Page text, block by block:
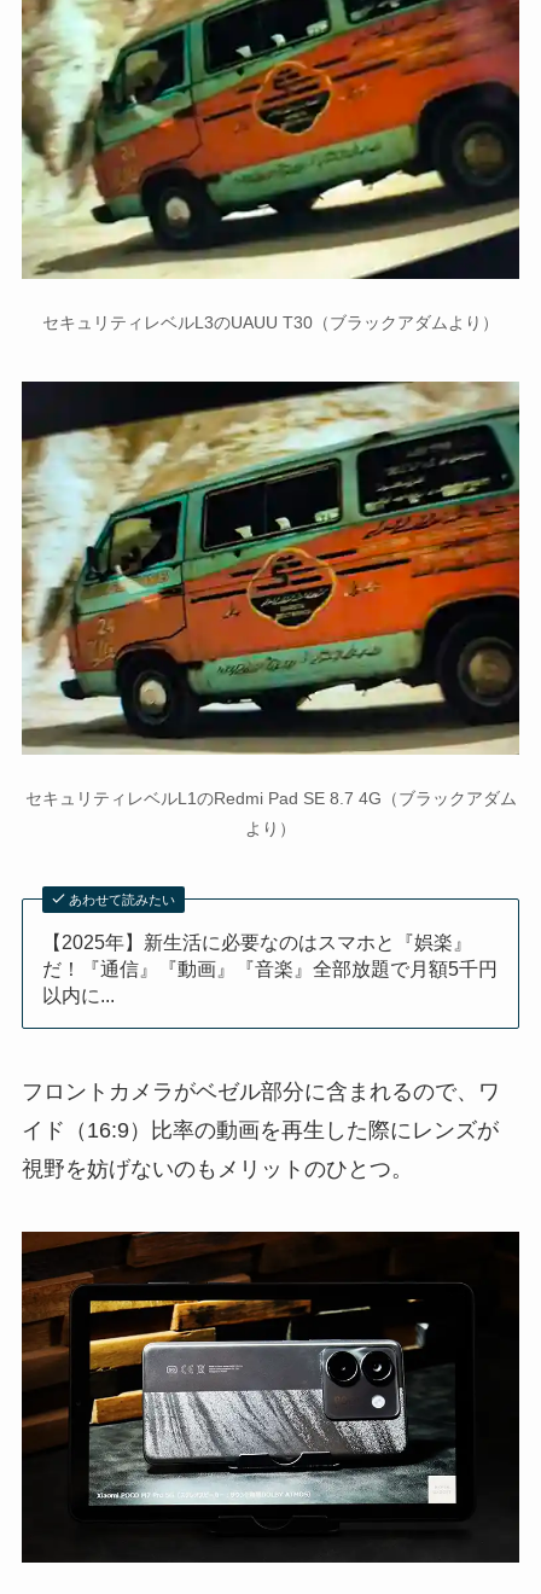
セキュリティレベルL3のUAUU T30（ブラックアダムより）
セキュリティレベルL1のRedmi Pad SE 8.7 4G（ブラックアダム
より）
あわせて読みたい
【2025年】新生活に必要なのはスマホと『娯楽』
だ！『通信』『動画』『音楽』全部放題で月額5千円
以内に...
フロントカメラがベゼル部分に含まれるので、ワ
イド（16:9）比率の動画を再生した際にレンズが
視野を妨げないのもメリットのひとつ。